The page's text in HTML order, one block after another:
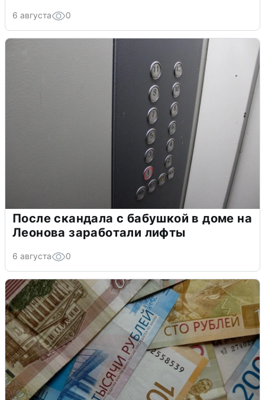
6 августа 0
После скандала с бабушкой в доме на
Леонова заработали лифты
6 августа 0